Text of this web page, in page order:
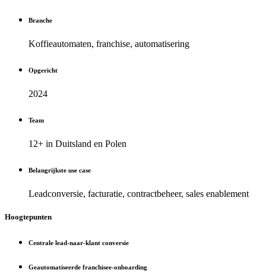
Branche
Koffieautomaten, franchise, automatisering
Opgericht
2024
Team
12+ in Duitsland en Polen
Belangrijkste use case
Leadconversie, facturatie, contractbeheer, sales enablement
Hoogtepunten
Centrale lead-naar-klant conversie
Geautomatiseerde franchisee-onboarding